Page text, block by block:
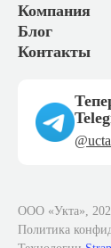
Компания
Блог
Контакты
ООО «Укта»,
Политика